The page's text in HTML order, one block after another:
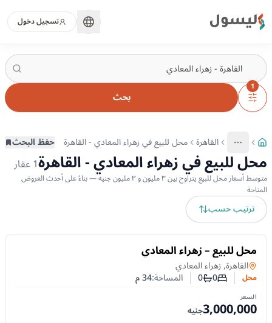
ليسول تسجيل دخول
1
بحث
More
عرض المزيد من المسارات
القاهرة محل للبيع في زهراء المعادي - القاهرة حفظ البحث
محل للبيع في زهراء المعادي - القاهرة1عقار
متوسط أسعار محل للبيع يتراوح بين ٣ مليون و ٣ مليون جنيه — بناءً على أحدث العروض
المتاحة
ترتيب حسب
للبيع
محل للبيع – زهراء المعادي
محلفي
القاهرة, زهراء المعادي
محل عدد غرف النوم
0عدد الحمامات
0 المساحة:34م
السعر
3,000,000جنيه